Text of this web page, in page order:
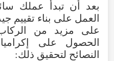
بعد أن تبدأ عملك
العمل على بناء تقييم
على مزيد من الركاب
الحصول على
النصائح لتحقيق ذلك: